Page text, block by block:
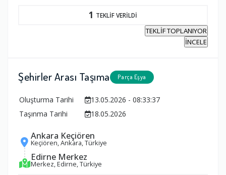
1 TEKLİF VERİLDİ
TEKLİF TOPLANIYOR
İNCELE
Şehirler Arası Taşıma Parça Eşya
Oluşturma Tarihi
13.05.2026 - 08:33:37
Taşınma Tarihi
18.05.2026
Ankara Keçiören
Keçiören, Ankara, Türkiye
Edirne Merkez
Merkez, Edirne, Türkiye